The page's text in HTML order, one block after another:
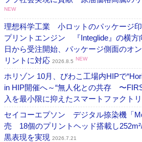
NEW
理想科学工業 小ロットのパッケージ
プリントエンジン 『Integlide』の横方
日から受注開始、パッケージ側面のオ
リントに対応 2026.8.5 NEW
ホリゾン 10月、びわこ工場内HIPで
in HIP開催へ～“無人化との共存 〜
入を最小限に抑えたスマートファクト
セイコーエプソン デジタル捺染機「
売 18個のプリントヘッド搭載し
黒表現を実現 2026.7.21